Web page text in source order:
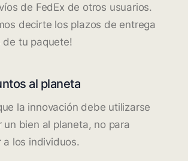
de FedEx de otros usuarios.
decirte los plazos de entrega
de tu paquete!
al planeta
la innovación debe utilizarse
un bien al planeta, no para
a los individuos.